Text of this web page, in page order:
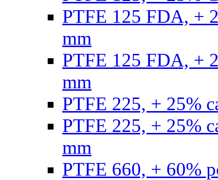
PTFE 125 FDA, +
mm
PTFE 125 FDA, +
mm
PTFE 225, + 25%
PTFE 225, + 25%
mm
PTFE 660, + 60%